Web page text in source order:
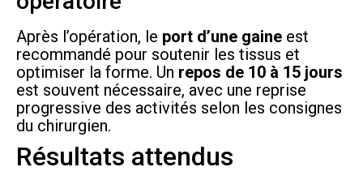
Après l’opération, le port d’une gaine est
recommandé pour soutenir les tissus et
optimiser la forme. Un repos de 10 à 15 jours
est souvent nécessaire, avec une reprise
progressive des activités selon les consignes
du chirurgien.
Résultats attendus